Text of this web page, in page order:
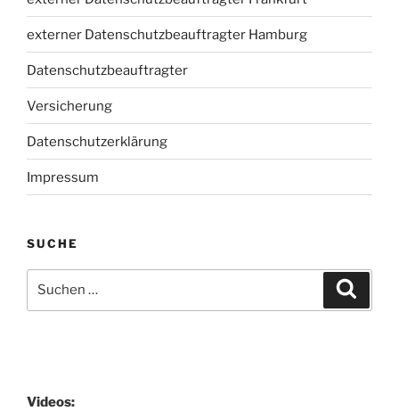
externer Datenschutzbeauftragter Hamburg
Datenschutzbeauftragter
Versicherung
Datenschutzerklärung
Impressum
SUCHE
nach:
Videos: